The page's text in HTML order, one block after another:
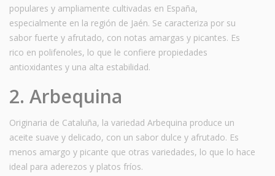
populares y ampliamente cultivadas en España,
especialmente en la región de Jaén. Se caracteriza por su
sabor fuerte y afrutado, con notas amargas y picantes. Es
rico en polifenoles, lo que le confiere propiedades
antioxidantes y una alta estabilidad.
2. Arbequina
Originaria de Cataluña, la variedad Arbequina produce un
aceite suave y delicado, con un sabor dulce y afrutado. Es
menos amargo y picante que otras variedades, lo que lo hace
ideal para aderezos y platos fríos.